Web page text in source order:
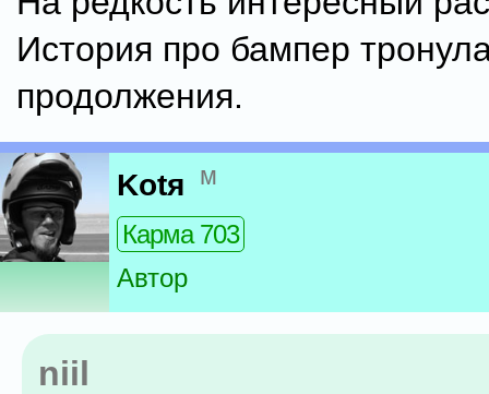
История про бампер
продолжения.
Kotя м
Карма 703
Автор
niil